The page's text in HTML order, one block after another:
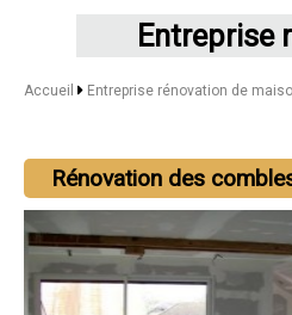
Entreprise
Accueil Entreprise rénovation de
Rénovation des